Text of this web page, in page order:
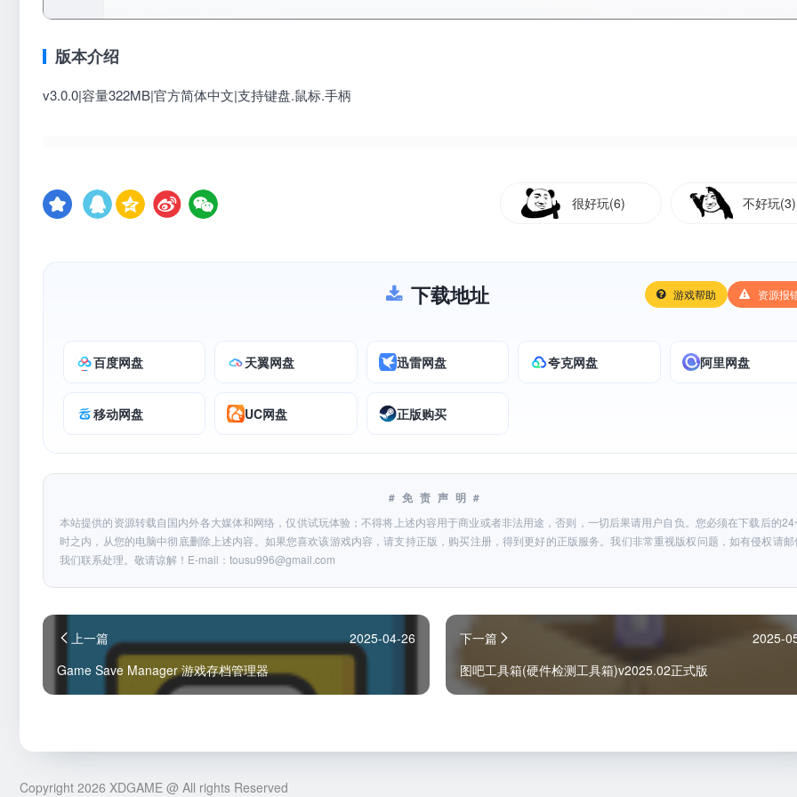
版本介绍
v3.0.0|容量322MB|官方简体中文|支持键盘.鼠标.手柄
很好玩(6) 不好玩(3)
下载地址 游戏帮助 资源报
百度网盘 天翼网盘 迅雷网盘 夸克网盘 阿里网盘
移动网盘 UC网盘 正版购买
#免责声明#
本站提供的资源转载自国内外各大媒体和网络，仅供试玩体验；不得将上述内容用于商业或者非法用途，否则，一切后果请用户自负。您必须在下载后的24
时之内，从您的电脑中彻底删除上述内容。如果您喜欢该游戏内容，请支持正版，购买注册，得到更好的正版服务。我们非常重视版权问题，如有侵权请邮
我们联系处理。敬请谅解！E-mail： tousu996@gmail.com
上一篇
2025-04-26
Game Save Manager 游戏存档管理器
下一篇
2025-
图吧工具箱(硬件检测工具箱)v2025.02正式版
Copyright 2026 XDGAME @ All rights Reserved